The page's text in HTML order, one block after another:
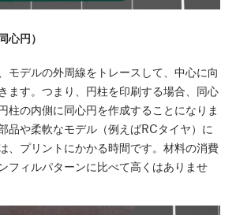
心円）
モデルの外周線をトレースして、中心に向
ます。つまり、円柱を印刷する場合、同心
柱の内側に同心円を作成することになりま
品や柔軟なモデル（例えばRCタイヤ）に
、プリントにかかる時間です。材料の消費
フィルパターンに比べて高くはありませ